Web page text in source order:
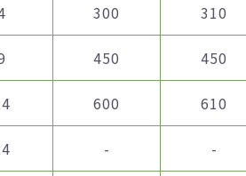
300 310
450 450
600 610
- -